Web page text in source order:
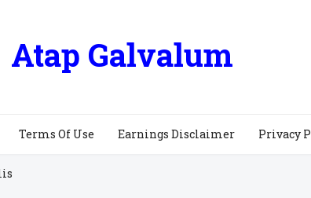
Atap Galvalum
Terms Of Use Earnings Disclaimer Privacy